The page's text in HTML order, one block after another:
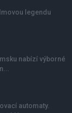
legendu
nabízí výborné
automaty.